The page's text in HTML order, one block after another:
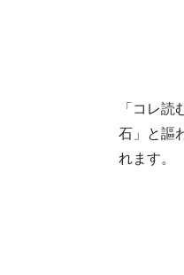
「コレ
石」と謳
れます。